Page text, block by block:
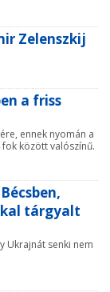
Zelenszkij
a friss
ennek nyomán a
között valószínű.
tárgyalt
Ukrajnát senki nem